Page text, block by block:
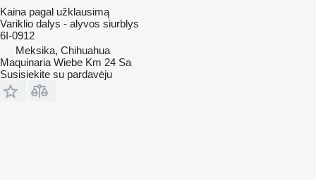
Kaina pagal užklausimą
Variklio dalys - alyvos siurblys
6I-0912
Meksika, Chihuahua
Maquinaria Wiebe Km 24 Sa
Susisiekite su pardavėju